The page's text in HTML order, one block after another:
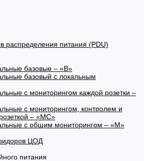
распределения питания (PDU)
базовые – «В»
базовый с локальным
с мониторингом каждой розетки –
с мониторингом, контролем и
– «МС»
с общим мониторингом – «М»
ЦОД
питания